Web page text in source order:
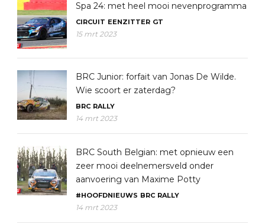
Spa 24: met heel mooi nevenprogramma
CIRCUIT EENZITTER GT
15 mrt 2023
BRC Junior: forfait van Jonas De Wilde.
Wie scoort er zaterdag?
BRC RALLY
14 mrt 2023
BRC South Belgian: met opnieuw een
zeer mooi deelnemersveld onder
aanvoering van Maxime Potty
#HOOFDNIEUWS BRC RALLY
14 mrt 2023